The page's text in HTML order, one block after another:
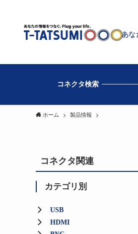
あな
ホーム 製品情報
コネクタ関連
カテゴリ別
USB
HDMI